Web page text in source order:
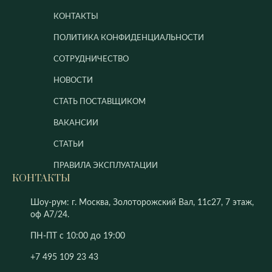
КОНТАКТЫ
ПОЛИТИКА КОНФИДЕНЦИАЛЬНОСТИ
СОТРУДНИЧЕСТВО
НОВОСТИ
СТАТЬ ПОСТАВЩИКОМ
ВАКАНСИИ
СТАТЬИ
ПРАВИЛА ЭКСПЛУАТАЦИИ
КОНТАКТЫ
Шоу-рум: г. Москва, Золоторожский Вал, 11с27, 7 этаж,
оф А7/24.
ПН-ПТ с 10:00 до 19:00
+7 495 109 23 43